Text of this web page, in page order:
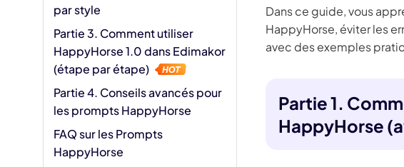
par style
Partie 3. Comment utiliser
HappyHorse 1.0 dans Edimakor
(étape par étape)
Partie 4. Conseils avancés pour
les prompts HappyHorse
FAQ sur les Prompts
HappyHorse
Dans ce guide, vous
HappyHorse, éviter les
avec des exemples
Partie 1.
HappyHorse